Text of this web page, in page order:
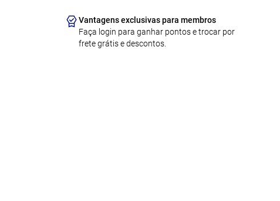
Vantagens exclusivas para membros
Faça login para ganhar pontos e trocar por
frete grátis e descontos.